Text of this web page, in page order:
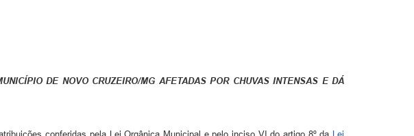
DE NOVO CRUZEIRO/MG AFETADAS POR CHUVAS INTENSAS E DÁ